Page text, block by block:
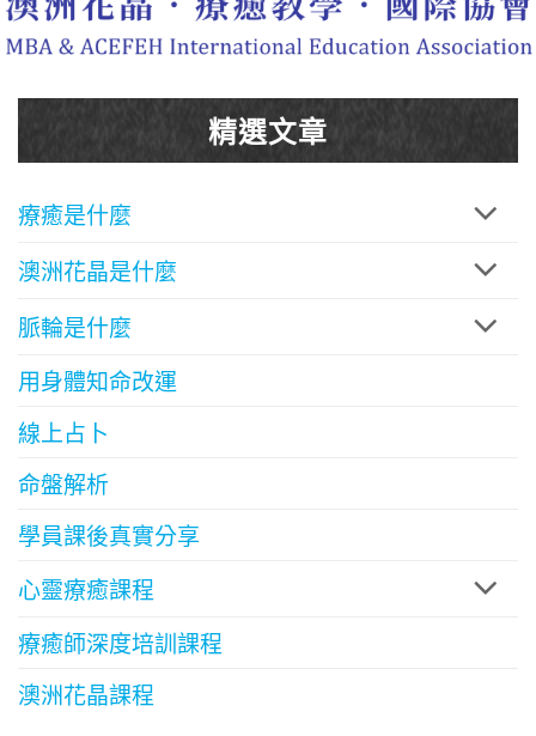
精選文章
療癒是什麼
澳洲花晶是什麼
脈輪是什麼
用身體知命改運
線上占卜
命盤解析
學員課後真實分享
心靈療癒課程
療癒師深度培訓課程
澳洲花晶課程